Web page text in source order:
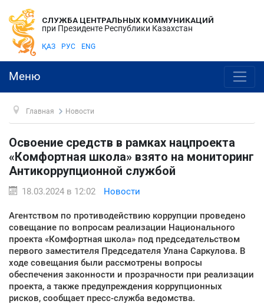
СЛУЖБА ЦЕНТРАЛЬНЫХ КОММУНИКАЦИЙ
при Президенте Республики Казахстан
ҚАЗ РУС ENG
Меню
Главная Новости
Освоение средств в рамках нацпроекта
«Комфортная школа» взято на мониторинг
Антикоррупционной службой
18.03.2024 в 12:02 Новости
Агентством по противодействию коррупции проведено
совещание по вопросам реализации Национального
проекта «Комфортная школа» под председательством
первого заместителя Председателя Улана Саркулова. В
ходе совещания были рассмотрены вопросы
обеспечения законности и прозрачности при реализации
проекта, а также предупреждения коррупционных
рисков, сообщает пресс-служба ведомства.